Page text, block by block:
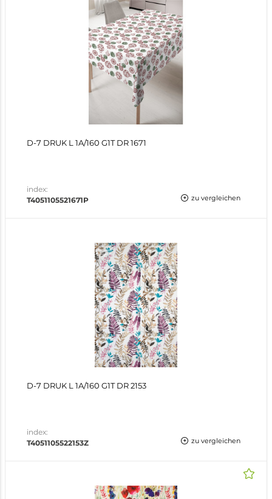
D-7 DRUK L 1A/160 G1T DR 1671
index:
T4051105521671P
zu vergleichen
D-7 DRUK L 1A/160 G1T DR 2153
index:
T4051105522153Z
zu vergleichen